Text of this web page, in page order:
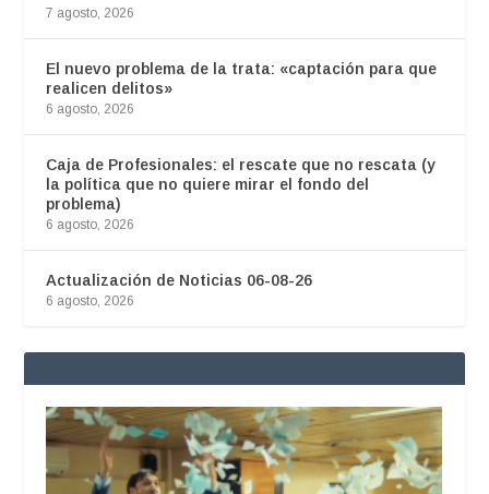
7 agosto, 2026
El nuevo problema de la trata: «captación para que
realicen delitos»
6 agosto, 2026
Caja de Profesionales: el rescate que no rescata (y
la política que no quiere mirar el fondo del
problema)
6 agosto, 2026
Actualización de Noticias 06-08-26
6 agosto, 2026